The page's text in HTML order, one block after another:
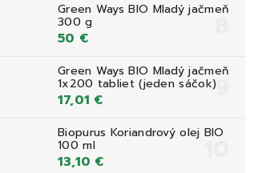
Green Ways BIO Mladý jačmeň
300 g
50 €
Green Ways BIO Mladý jačmeň
1x200 tabliet (jeden sáčok)
17,01 €
Biopurus Koriandrový olej BIO
100 ml
13,10 €